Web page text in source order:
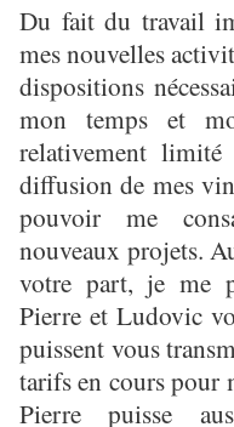
Du fait du travail
mes nouvelles
dispositions
mon temps et
relativement
diffusion de mes
pouvoir me
nouveaux projets.
votre part, je me
Pierre et Ludovic
puissent vous
tarifs en cours pour
Pierre puisse